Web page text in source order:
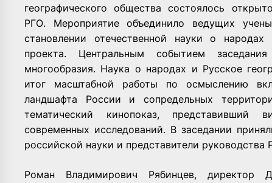
географического общества состоялось
РГО. Мероприятие объединило ведущих
становлении отечественной науки о народах
проекта. Центральным событием
многообразия. Наука о народах и Русское
итог масштабной работы по осмыслению
ландшафта России и сопредельных
тематический кинопоказ, представивший
современных исследований. В заседании
российской науки и представители руководства
Роман Владимирович Рябинцев, директор